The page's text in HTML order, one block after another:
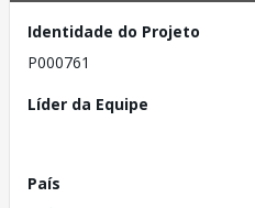
Identidade do Projeto
P000761
Líder da Equipe
País